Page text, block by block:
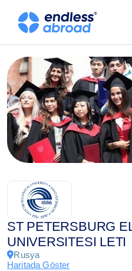
ST PETERSBURG
UNIVERSITESI LETI
Rusya
Haritada Göster